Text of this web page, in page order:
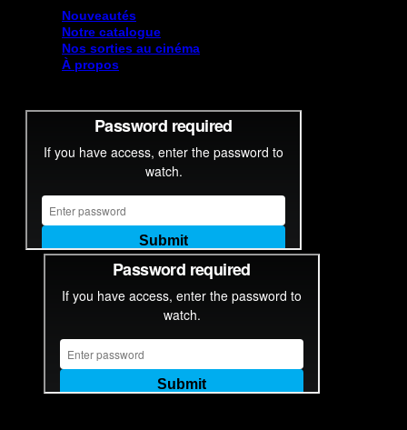
Nouveautés
Notre catalogue
Nos sorties au cinéma
À propos